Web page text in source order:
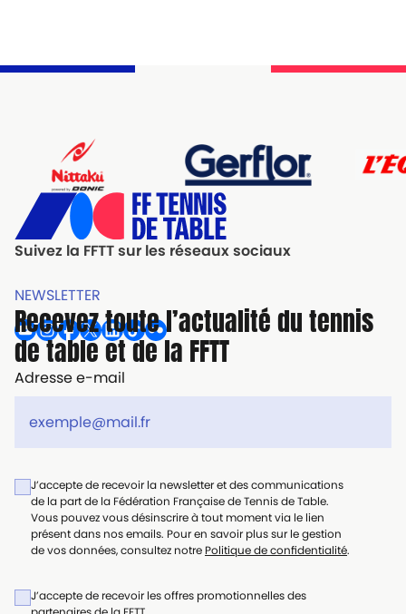
Suivez la FFTT sur les réseaux sociaux
NEWSLETTER
Recevez toute l’actualité du tennis
de table et de la FFTT
Adresse e-mail
J’accepte de recevoir la newsletter et des communications
de la part de la Fédération Française de Tennis de Table.
Vous pouvez vous désinscrire à tout moment via le lien
présent dans nos emails. Pour en savoir plus sur le gestion
de vos données, consultez notre Politique de confidentialité.
J’accepte de recevoir les offres promotionnelles des